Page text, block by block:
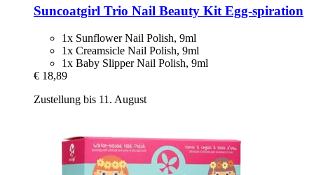
Suncoatgirl Trio Nail Beauty Kit Egg-​spiration
1x Sunflower Nail Polish, 9ml
1x Creamsicle Nail Polish, 9ml
1x Baby Slipper Nail Polish, 9ml
€ 18,89
Zustellung bis 11. August